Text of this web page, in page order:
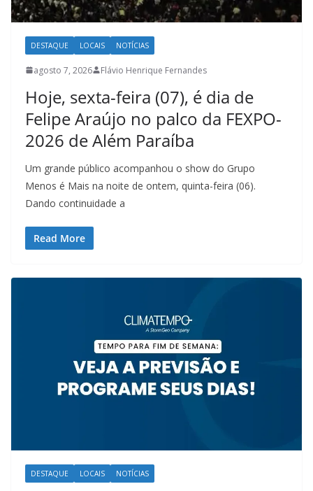
DESTAQUE LOCAIS NOTÍCIAS
agosto 7, 2026 Flávio Henrique Fernandes
Hoje, sexta-feira (07), é dia de
Felipe Araújo no palco da FEXPO-
2026 de Além Paraíba
Um grande público acompanhou o show do Grupo
Menos é Mais na noite de ontem, quinta-feira (06).
Dando continuidade a
Read More
DESTAQUE LOCAIS NOTÍCIAS